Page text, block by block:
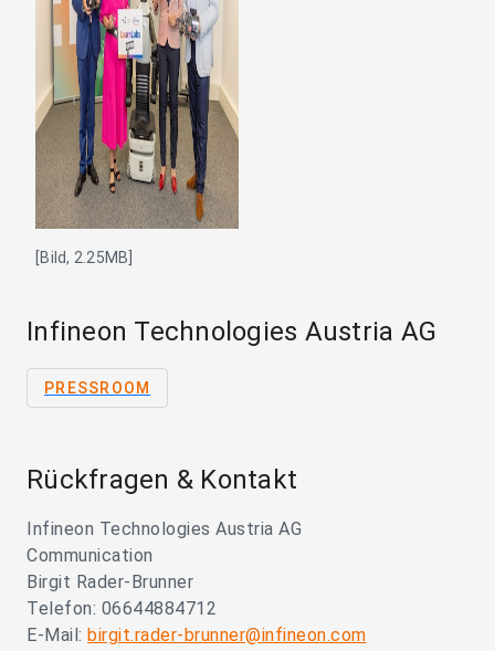
[Bild, 2.25MB]
Infineon Technologies Austria AG
PRESSROOM
Rückfragen & Kontakt
Infineon Technologies Austria AG
Communication
Birgit Rader-Brunner
Telefon: 06644884712
E-Mail: birgit.rader-brunner@infineon.com